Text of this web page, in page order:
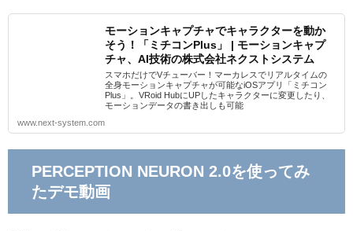
モーションキャプチャでキャラクターを動か
そう！「ミチコンPlus」 | モーションキャプ
チャ、AI技術の株式会社ネクストシステム
スマホだけでVチューバー！マーカレスでリアルタイムの
全身モーションキャプチャが可能なiOSアプリ「ミチコン
Plus」。VRoid HubにUPしたキャラクターに変更したり、
モーションデータの書き出しも可能
www.next-system.com
PERCEPTION NEURON 2.0を使ってみ
たデモ動画